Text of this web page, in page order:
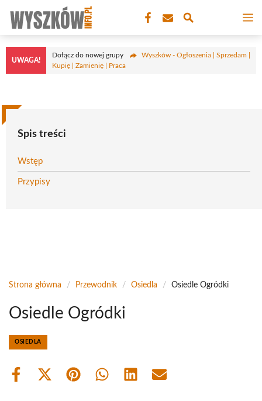
treści
UWAGA!
Dołącz do nowej grupy
Wyszków - Ogłoszenia | Sprzedam |
Kupię | Zamienię | Praca
Spis treści
Wstęp
Przypisy
Strona główna / Przewodnik / Osiedla / Osiedle Ogródki
Osiedle Ogródki
OSIEDLA
Share
Share Share Share Share Share